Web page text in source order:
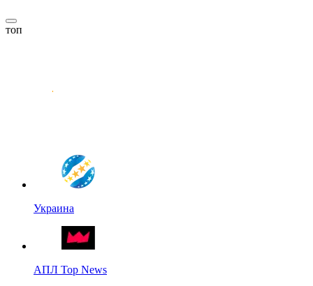
топ
Украина
АПЛ Top News